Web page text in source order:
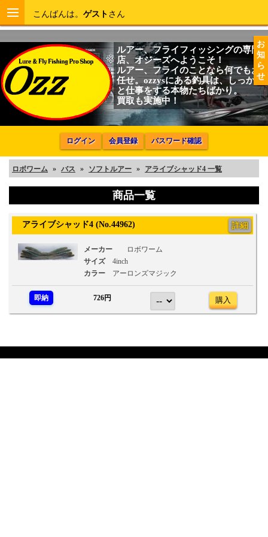
お
知
ら
せ
こんばんは。 ゲスト さん
ルアー、フライフィッシングの専門
店、オジーズへようこそ！
ルアー、フライのことなら何でもお
任せ。ozzysにある釣具は、しっかり
と仕事をする本物たちばかり。
買取も実施中！
ログイン 会員登録 パスワード確認
ロボワーム » バス » ソフトルアー » アライブシャッド4 一覧
商品一覧
アライブシャッド4 (No.44962) 詳細
メーカー
ロボワーム
サイズ
4inch
カラー
アーロンズマジック
即納 726円 購入